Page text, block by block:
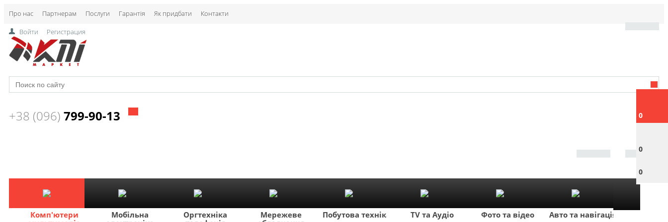
Про нас Партнерам Послуги Гарантія Як придбати Контакти
0
0
0
Войти Регистрация
+38 (096) 799-90-13
Комп'ютери
Мобільна
Оргтехніка
Мережеве
Побутова техніка TV та Аудіо Фото та відео Авто та навігація